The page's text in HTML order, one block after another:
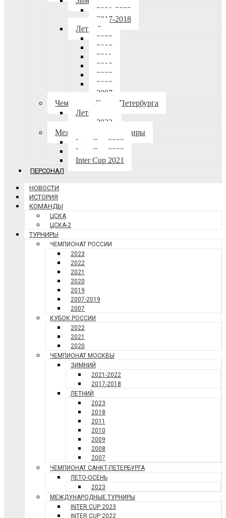
2021-2022
2017-2018
Летний
2023
2018
2011
2010
2009
2008
2007
Чемпионат Санкт-Петербурга
Лето-осень
2023
Международные турниры
Inter Cup 2023
Inter Cup 2022
Inter Cup 2021
ПЕРСОНАЛ
НОВОСТИ
ИСТОРИЯ
КОМАНДЫ
ЦСКА
ЦСКА-2
ТУРНИРЫ
ЧЕМПИОНАТ РОССИИ
2023
2022
2021
2020
2019
2007-2019
2007
КУБОК РОССИИ
2022
2021
2020
ЧЕМПИОНАТ МОСКВЫ
ЗИМНИЙ
2021-2022
2017-2018
ЛЕТНИЙ
2023
2018
2011
2010
2009
2008
2007
ЧЕМПИОНАТ САНКТ-ПЕТЕРБУРГА
ЛЕТО-ОСЕНЬ
2023
МЕЖДУНАРОДНЫЕ ТУРНИРЫ
INTER CUP 2023
INTER CUP 2022